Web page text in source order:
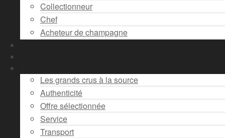
Collectionneur
Chef
Acheteur de champagne
Les grands crus à la source
Authenticité
Offre sélectionnée
Service
Transport